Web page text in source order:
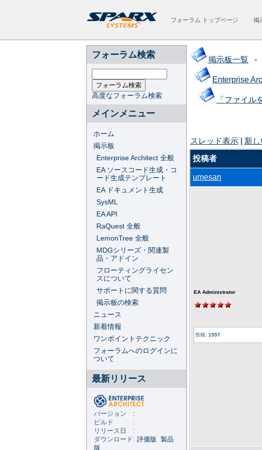
フォーラム トップページ 掲
フォーラム検索
高度なフォーラム検索
メインメニュー
ホーム
掲示板
Enterprise Architect 全般
EA ソースコード生成・コ
ード生成テンプレート
EA ドキュメント生成
SysML
EA API
RaQuest 全般
LemonTree 全般
MDGシリーズ・関連製
品・アドイン
フローティングライセン
スについて
サポートに関する質問
掲示板の検索
ニュース
新着情報
ワンポイントテクニック
フォーラムへのログインに
ついて
最新リリース
バージョン :
ビルド :
リリース日 :
ダウンロード: 評価版
製品
版
掲示板一覧 -
Enterprise
「ファイ
スレッド表示 新
投稿者
umesan
EA Administrator
投稿: 1557